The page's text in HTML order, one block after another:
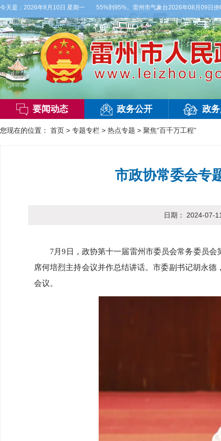
今天是： 2026年8月10日 星期一
3级，气温27到36度，相对湿度55%到95%。雷州市气象台2026年08月09日傍晚
要闻动态 政务公开 政
您现在的位置： 首页 > 专题专栏 > 热点专题 > 聚焦“百千万工程”
市政协常委会专
日期： 2024-07-
7月9日，政协第十一届雷州市委员会常务委员会
席何培烈主持会议并作总结讲话。市委副书记胡永
会议。